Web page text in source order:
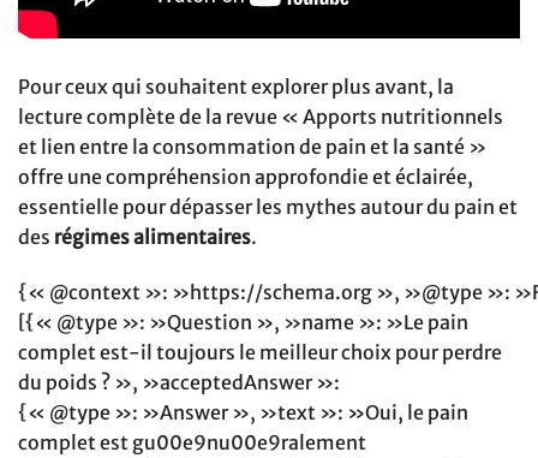
Pour ceux qui souhaitent explorer plus avant, la
lecture complète de la revue « Apports nutritionnels
et lien entre la consommation de pain et la santé »
offre une compréhension approfondie et éclairée,
essentielle pour dépasser les mythes autour du pain et
des régimes alimentaires.
{« @context »: »https://schema.org », »@type »:
[{« @type »: »Question », »name »: »Le pain
complet est-il toujours le meilleur choix pour perdre
du poids ? », »acceptedAnswer »:
{« @type »: »Answer », »text »: »Oui, le pain
complet est gu00e9nu00e9ralement